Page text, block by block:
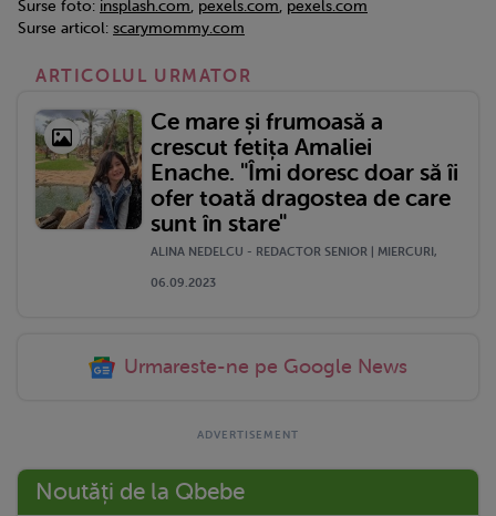
Surse foto: insplash.com, pexels.com, pexels.com
Surse articol: scarymommy.com
ARTICOLUL URMATOR
Ce mare și frumoasă a
crescut fetița Amaliei
Enache. "Îmi doresc doar să îi
ofer toată dragostea de care
sunt în stare"
ALINA NEDELCU - REDACTOR SENIOR | MIERCURI,
06.09.2023
Urmareste-ne pe Google News
Noutăți de la Qbebe